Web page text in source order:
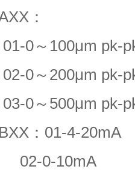
：
～100μm pk-
pk-
pk-
：01-4-20mA